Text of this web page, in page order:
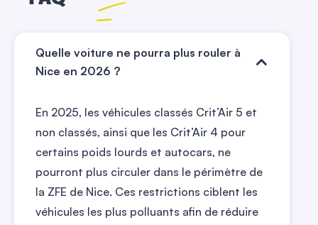
Quelle voiture ne pourra plus rouler à
Nice en 2026 ?
En 2025, les véhicules classés Crit’Air 5 et
non classés, ainsi que les Crit’Air 4 pour
certains poids lourds et autocars, ne
pourront plus circuler dans le périmètre de
la ZFE de Nice. Ces restrictions ciblent les
véhicules les plus polluants afin de réduire